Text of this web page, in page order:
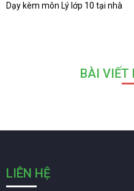
Dạy kèm môn Lý lớp 10 tại nhà
BÀI VIẾT
LIÊN HỆ